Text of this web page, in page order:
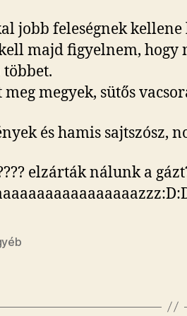
jobb feleségnek
majd figyelnem, hogy
többet.
meg megyek, sütős
és hamis sajtszósz,
elzárták nálunk a